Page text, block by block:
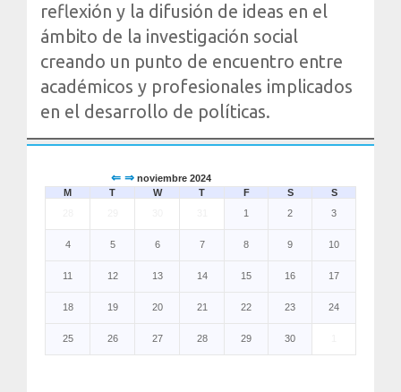
Publicaciones
Publicaciones: Organización, Trabajo y Salud
Publicaciones: Sociedad, Innovación y Salud
Publicaciones: Internacional, Sectores y Salud
Mediateca
reflexión y la difusión de ideas en el
ámbito de la investigación social
creando un punto de encuentro entre
académicos y profesionales implicados
en el desarrollo de políticas.
⇐ ⇒ noviembre 2024
M
T W T F S
S
1 2 3
4 5 6 7 8 9 10
11 12 13 14 15 16 17
18 19 20 21 22 23 24
25 26 27 28 29 30